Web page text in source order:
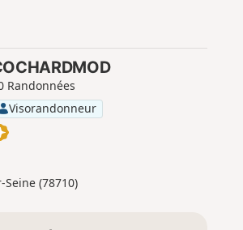
r
Randonnées
Visorandonneur
Seine (78710)